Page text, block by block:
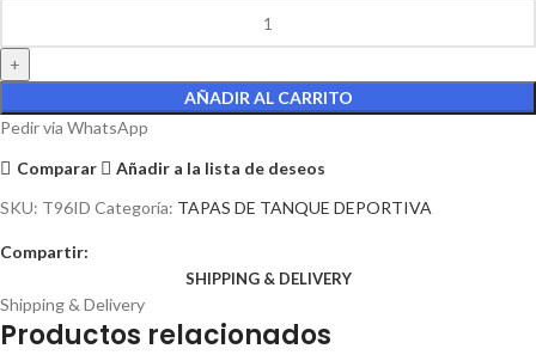
AÑADIR AL CARRITO
Pedir via WhatsApp
Comparar
Añadir a la lista de deseos
SKU: T96ID Categoría: TAPAS DE TANQUE DEPORTIVA
Compartir:
SHIPPING & DELIVERY
Shipping & Delivery
Productos relacionados